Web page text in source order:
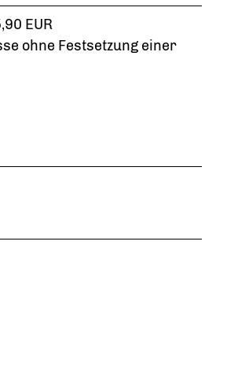
EUR
ohne Festsetzung einer